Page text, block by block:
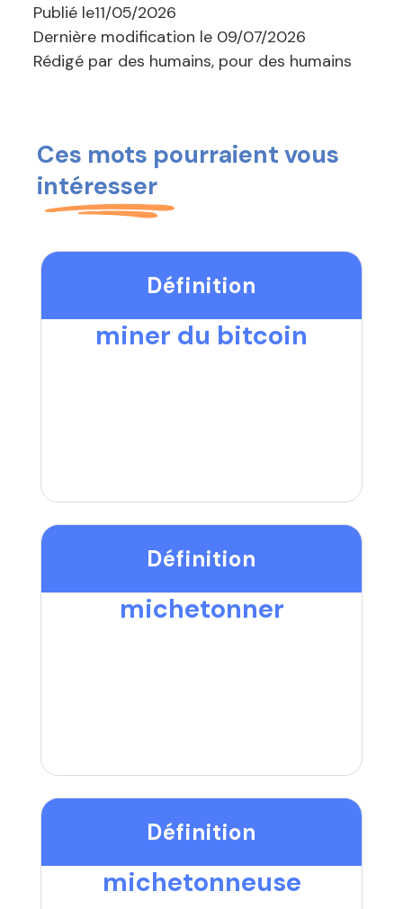
Publié le11/05/2026
Dernière modification le 09/07/2026
Rédigé par des humains, pour des humains
Ces mots pourraient vous
intéresser
Définition
miner du bitcoin
Définition
michetonner
Définition
michetonneuse